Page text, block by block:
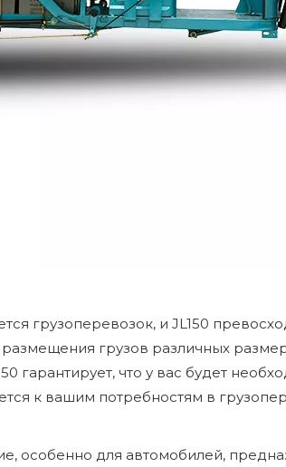
грузоперевозок, и JL150
грузов различных
что у вас будет
к вашим потребностям в
особенно для автомобилей,